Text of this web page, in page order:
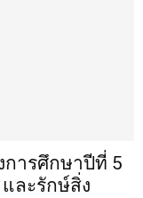
ารศึกษาปีที่ 5
ละรักษ์สิ่ง